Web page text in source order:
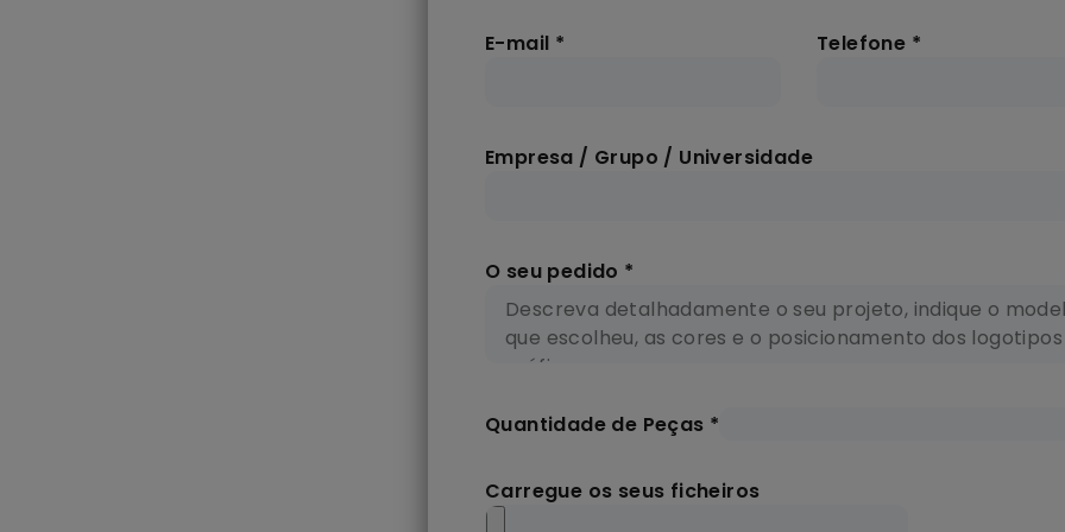
E-mail * Telefone *
Empresa / Grupo / Universidade
O seu pedido *
Quantidade de Peças *
Carregue os seus ficheiros